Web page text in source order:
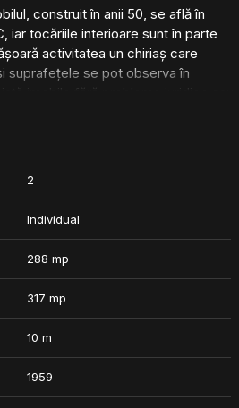
construit în anii 50, se află în
iar tocăriile interioare sunt în parte
activitatea un chiriaș care
suprafețele se pot observa în
contactați pentru vizionare.
2
Individual
288 mp
317 mp
10 m
1959